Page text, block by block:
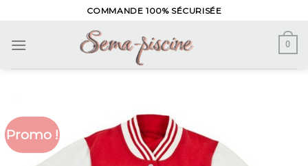
content
COMMANDE 100% SÉCURISÉE
0
Promo !